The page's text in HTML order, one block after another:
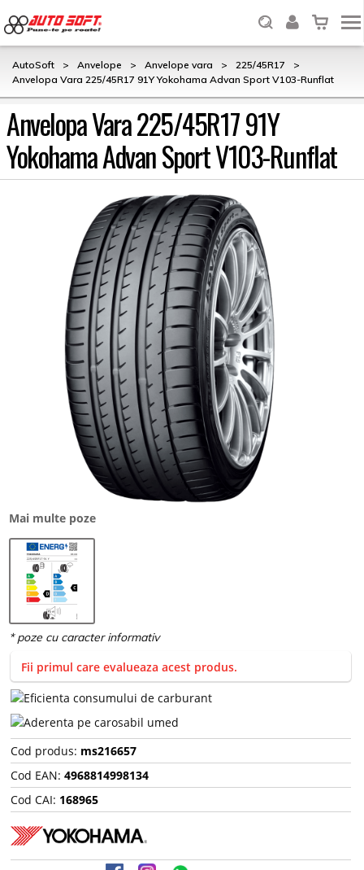
AutoSoft > Anvelope > Anvelope vara > 225/45R17
>
Anvelopa Vara 225/45R17 91Y Yokohama Advan Sport V103-Runflat
Anvelopa Vara 225/45R17 91Y
Yokohama Advan Sport V103-Runflat
Mai multe poze
Fii primul care evalueaza acest produs.
Cod produs: ms216657
Cod EAN: 4968814998134
Cod CAI: 168965